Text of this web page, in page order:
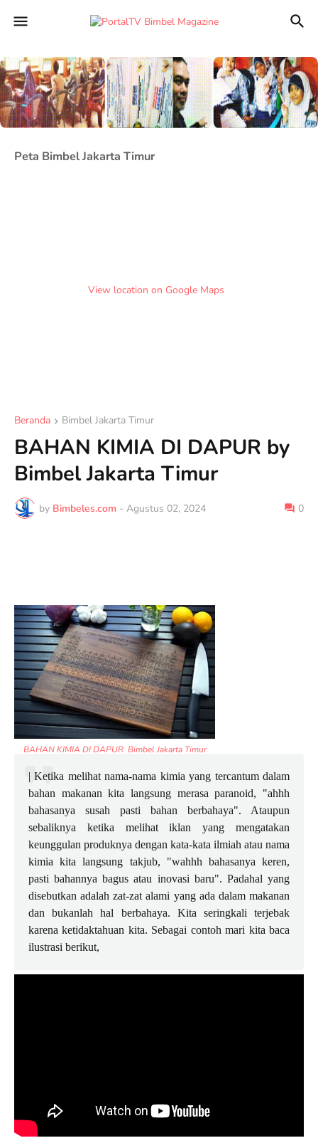
Peta Bimbel Jakarta Timur
View location on Google Maps
Beranda Bimbel Jakarta Timur
BAHAN KIMIA DI DAPUR by
Bimbel Jakarta Timur
by Bimbeles.com - Agustus 02, 2024 0
BAHAN KIMIA DI DAPUR Bimbel Jakarta Timur
| Ketika melihat nama-nama kimia yang tercantum dalam
bahan makanan kita langsung merasa paranoid, "ahhh
bahasanya susah pasti bahan berbahaya". Ataupun
sebaliknya ketika melihat iklan yang mengatakan
keunggulan produknya dengan kata-kata ilmiah atau nama
kimia kita langsung takjub, "wahhh bahasanya keren,
pasti bahannya bagus atau inovasi baru". Padahal yang
disebutkan adalah zat-zat alami yang ada dalam makanan
dan bukanlah hal berbahaya. Kita seringkali terjebak
karena ketidaktahuan kita. Sebagai contoh mari kita baca
ilustrasi berikut,